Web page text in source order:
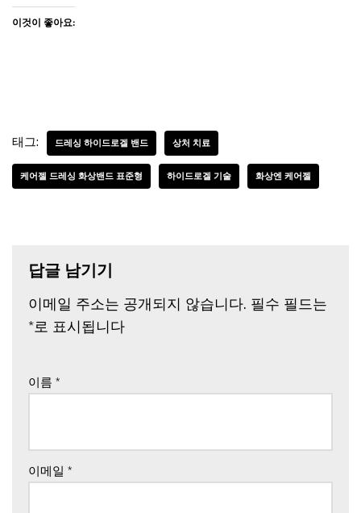
이것이 좋아요:
태그: 드레싱 하이드로겔 밴드 상처 치료
케어젤 드레싱 화상밴드 표준형 하이드로겔 기술 화상엔 케어젤
답글 남기기
이메일 주소는 공개되지 않습니다. 필수 필드는
*로 표시됩니다
이름 *
이메일 *